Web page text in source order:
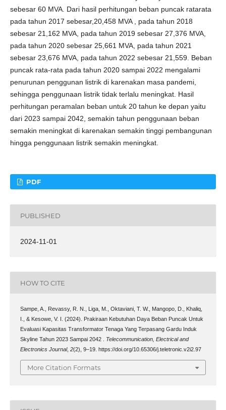
sebesar 60 MVA. Dari hasil perhitungan beban puncak ratarata
pada tahun 2017 sebesar,20,458 MVA , pada tahun 2018
sebesar 21,162 MVA, pada tahun 2019 sebesar 27,376 MVA,
pada tahun 2020 sebesar 25,661 MVA, pada tahun 2021
sebesar 23,676 MVA, pada tahun 2022 sebesar 21,559. Beban
puncak rata-rata pada tahun 2020 sampai 2022 mengalami
penurunan penggunan listrik di karenakan masa pandemi,
sehingga penggunaan listrik tidak terlalu meningkat. Hasil
perhitungan peramalan beban untuk 20 tahun ke depan yaitu
dari 2023 sampai 2042, semakin tahun penggunaan beban
semakin meningkat di karenakan semakin tinggi pembangunan
hingga penggunaan listrik semakin meningkat.
PDF
PUBLISHED
2024-11-01
HOW TO CITE
Sampe, A., Revassy, R. N., Liga, M., Oktaviani, T. W., Mangopo, D., Khaliq,
I., & Kesowe, V. I. (2024). Prakiraan Kebutuhan Daya Beban Puncak Untuk
Evaluasi Kapasitas Transformator Tenaga Yang Terpasang Gardu Induk
Skyline Tahun 2023 Sampai 2042 . Telecommunication, Electrical and
Electronics Journal, 2(2), 9–19. https://doi.org/10.65306/j.teletronic.v2i2.97
More Citation Formats